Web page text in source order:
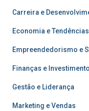
Carreira e
Economia e Tendências
Empreendedorismo e
Finanças e
Gestão e Liderança
Marketing e Vendas